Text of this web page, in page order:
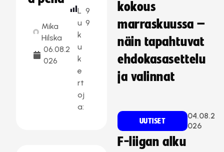
Mika
Hilska
06.08.2
026
L
u
k
u
k
e
rt
oj
a:
9
9
kokous
marraskuussa –
näin tapahtuvat
ehdokasasettelu
ja valinnat
UUTISET
04.08.2
026
F-liigan alku